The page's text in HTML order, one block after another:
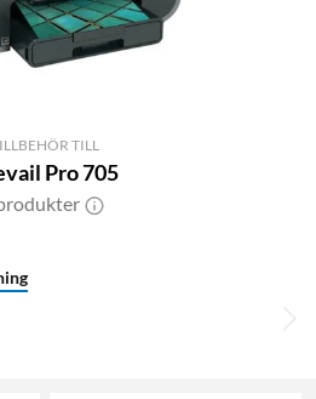
TILL
Pro 705